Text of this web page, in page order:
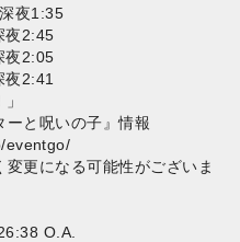
夜1:35
夜2:45
夜2:05
2:41
ーと呪いの子』情報
eventgo/
更になる可能性がございま
O.A.